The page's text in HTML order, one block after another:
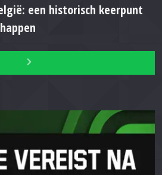
een historisch keerpunt